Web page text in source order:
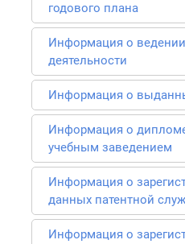
годового плана
Информация о
деятельности
Информация о
Информация о
учебным заведением
Информация о
данных патентной
Информация о